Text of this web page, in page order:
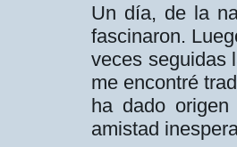
Un día, de la
fascinaron.
veces seguidas
me encontré
ha dado
amistad